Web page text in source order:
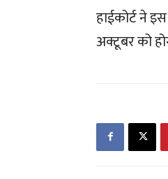
हाईकोर्ट ने
अक्टूबर को